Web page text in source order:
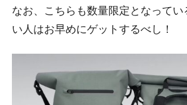
なお、こちらも数量限定となってい
い人はお早めにゲットするべし！